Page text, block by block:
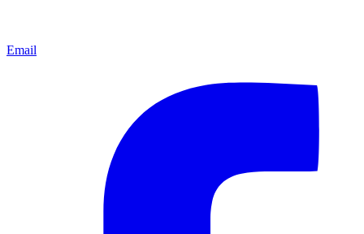
Email